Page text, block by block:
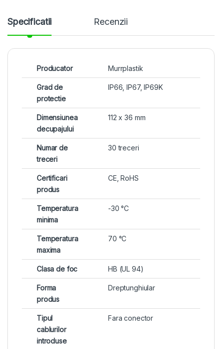
Specificatii Recenzii
Producator Murrplastik
Grad de
protectie
IP66, IP67, IP69K
Dimensiunea
decupajului
112 x 36 mm
Numar de
treceri
30 treceri
Certificari
produs
CE, RoHS
Temperatura
minima
-30 °C
Temperatura
maxima
70 °C
Clasa de foc HB (UL 94)
Forma
produs
Dreptunghiular
Tipul
cablurilor
introduse
Fara conector